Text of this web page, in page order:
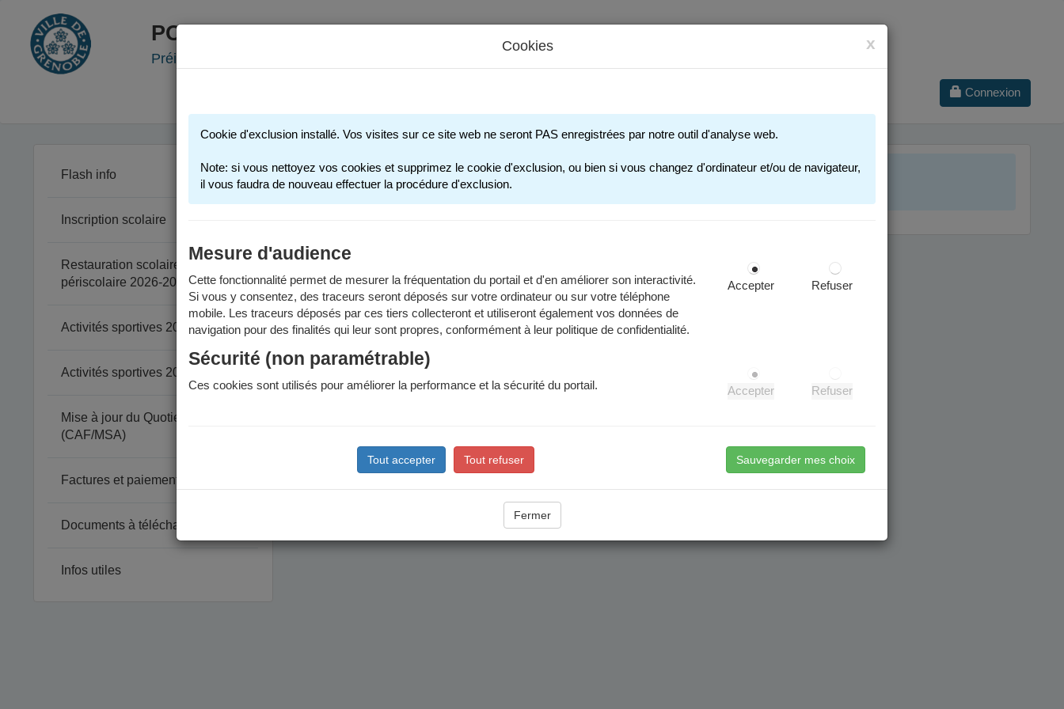
PORTAIL FAMILLE
Préinscription scolaire - Accueils périscolaires - Restauration scolaire - Sports
Connexion
Flash info
Inscription scolaire
Restauration scolaire et
périscolaire 2026-2027
Activités sportives 2025-2026
Activités sportives 2026-2027
Mise à jour du Quotient Familial
(CAF/MSA)
Factures et paiement
Documents à télécharger
Infos utiles
Cette page n'est plus accessible. Merci de votre compréhension.
Retourner à l'accueil.
x
Cookies
Cookie d'exclusion installé. Vos visites sur ce site web ne seront PAS enregistrées par notre outil d'analyse web.
Note: si vous nettoyez vos cookies et supprimez le cookie d'exclusion, ou bien si vous changez d'ordinateur et/ou de navigateur,
il vous faudra de nouveau effectuer la procédure d'exclusion.
Mesure d'audience
Cette fonctionnalité permet de mesurer la fréquentation du portail et d'en améliorer son interactivité.
Si vous y consentez, des traceurs seront déposés sur votre ordinateur ou sur votre téléphone
mobile. Les traceurs déposés par ces tiers collecteront et utiliseront également vos données de
navigation pour des finalités qui leur sont propres, conformément à leur politique de confidentialité.
Accepter Refuser
Sécurité (non paramétrable)
Ces cookies sont utilisés pour améliorer la performance et la sécurité du portail. Accepter Refuser
Tout accepter Tout refuser Sauvegarder mes choix
Fermer